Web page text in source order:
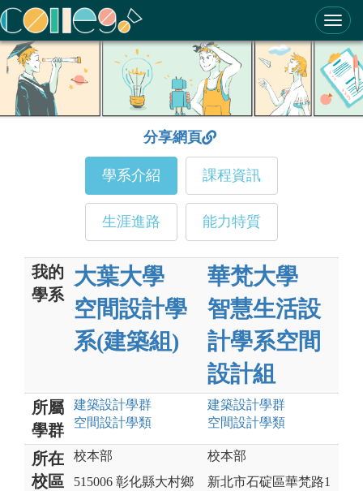
ColleGo! 大學選才與高中育才輔助系統
分享網頁
學系介紹 課程資訊
生涯進路 能力特質
我的
學系
大葉大學
空間設計學
系(建築組)
華梵大學
智慧生活設
計學系空間
設計組
所屬
學群
建築設計學群
空間設計學類
建築設計學群
空間設計學類
所在
校區
校本部
515006 彰化縣大村鄉
校本部
新北市石碇區華梵路1